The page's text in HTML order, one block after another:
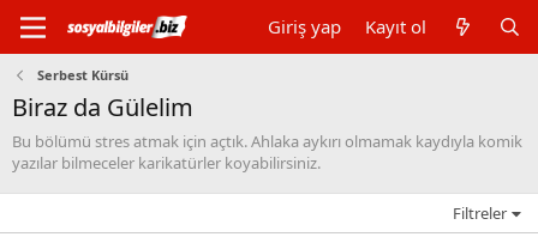
Giriş yap Kayıt ol
Serbest Kürsü
Biraz da Gülelim
Bu bölümü stres atmak için açtık. Ahlaka aykırı olmamak kaydıyla komik
yazılar bilmeceler karikatürler koyabilirsiniz.
Filtreler